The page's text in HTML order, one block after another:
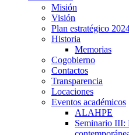
Misión
Visión
Plan estratégico
Historia
Memorias
Cogobierno
Contactos
Transparencia
Locaciones
Eventos académicos
ALAHPE
Seminario III: